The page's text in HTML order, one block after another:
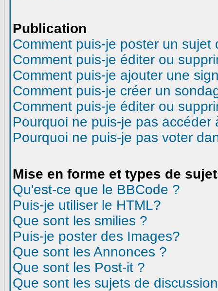
Publication
Comment puis-je poster un sujet
Comment puis-je éditer ou
Comment puis-je ajouter une
Comment puis-je créer un
Comment puis-je éditer ou
Pourquoi ne puis-je pas accéder
Pourquoi ne puis-je pas voter
Mise en forme et types de
Qu'est-ce que le BBCode ?
Puis-je utiliser le HTML?
Que sont les smilies ?
Puis-je poster des Images?
Que sont les Annonces ?
Que sont les Post-it ?
Que sont les sujets de